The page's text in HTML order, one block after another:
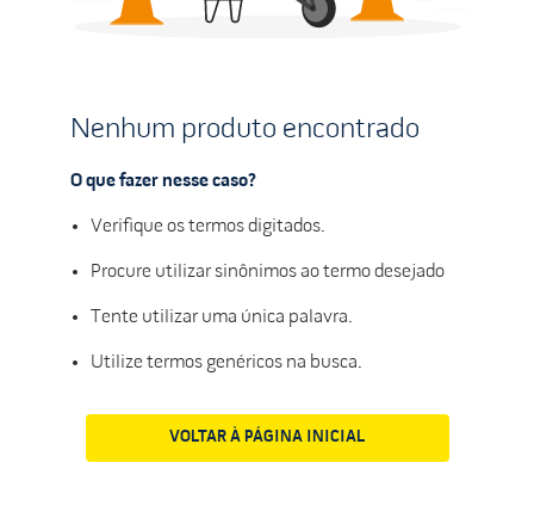
Nenhum produto encontrado
O que fazer nesse caso?
Verifique os termos digitados.
Procure utilizar sinônimos ao termo desejado
Tente utilizar uma única palavra.
Utilize termos genéricos na busca.
VOLTAR À PÁGINA INICIAL